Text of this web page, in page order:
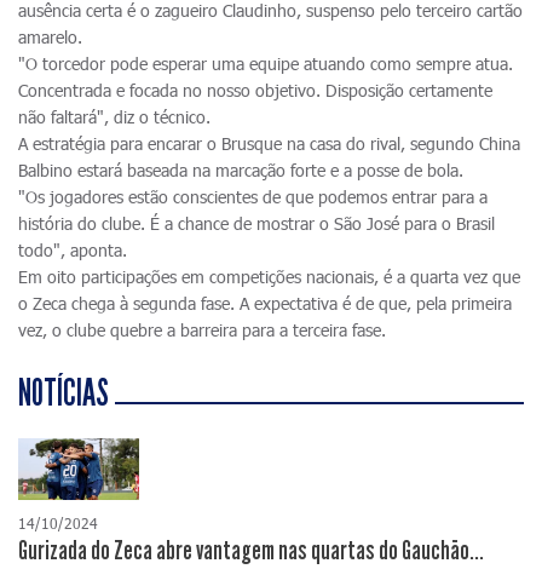
ausência certa é o zagueiro Claudinho, suspenso pelo terceiro cartão
amarelo.
"O torcedor pode esperar uma equipe atuando como sempre atua.
Concentrada e focada no nosso objetivo. Disposição certamente
não faltará", diz o técnico.
A estratégia para encarar o Brusque na casa do rival, segundo China
Balbino estará baseada na marcação forte e a posse de bola.
"Os jogadores estão conscientes de que podemos entrar para a
história do clube. É a chance de mostrar o São José para o Brasil
todo", aponta.
Em oito participações em competições nacionais, é a quarta vez que
o Zeca chega à segunda fase. A expectativa é de que, pela primeira
vez, o clube quebre a barreira para a terceira fase.
NOTÍCIAS
14/10/2024
Gurizada do Zeca abre vantagem nas quartas do Gauchão...